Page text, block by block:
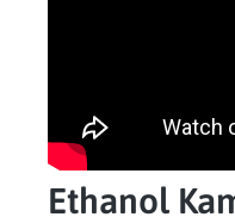
Ethanol